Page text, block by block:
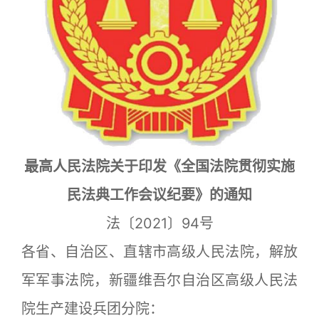
最高人民法院关于印发《全国法院贯彻实施
民法典工作会议纪要》的通知
法〔2021〕94号
各省、自治区、直辖市高级人民法院，解放
军军事法院，新疆维吾尔自治区高级人民法
院生产建设兵团分院：